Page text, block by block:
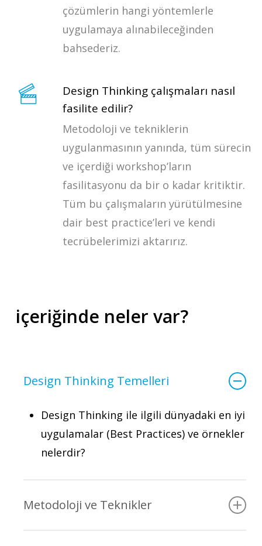
çözümlerin hangi yöntemlerle
uygulamaya alınabileceğinden
bahsederiz.
Design Thinking çalışmaları nasıl
fasilite edilir?
Metodoloji ve tekniklerin
uygulanmasının yanında, tüm sürecin
ve içerdiği workshop’ların
fasilitasyonu da bir o kadar kritiktir.
Tüm bu çalışmaların yürütülmesine
dair best practice’leri ve kendi
tecrübelerimizi aktarırız.
içeriğinde neler var?
Design Thinking Temelleri
Design Thinking ile ilgili dünyadaki en iyi
uygulamalar (Best Practices) ve örnekler
nelerdir?
Metodoloji ve Teknikler